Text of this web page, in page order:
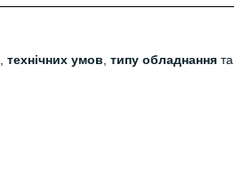
, технічних умов, типу обладнання та